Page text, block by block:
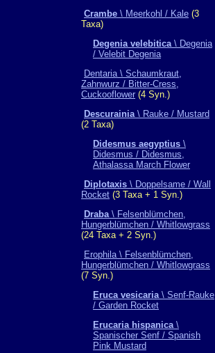
Crambe \ Meerkohl / Kale (3
Taxa)
Degenia velebitica\ Degenia
/ Velebit Degenia
Dentaria \ Schaumkraut,
Zahnwurz / Bitter-Cress,
Cuckooflower (4 Syn.)
Descurainia\ Rauke / Mustard
(2 Taxa)
Didesmus aegyptius \
Didesmus / Didesmus,
Athalassa March Flower
Diplotaxis \ Doppelsame / Wall
Rocket (3 Taxa + 1 Syn.)
Draba\ Felsenblümchen,
Hungerblümchen / Whitlowgrass
(24 Taxa + 2 Syn.)
Erophila \ Felsenblümchen,
Hungerblümchen / Whitlowgrass
(7 Syn.)
Eruca vesicaria\ Senf-Rauke
/ Garden Rocket
Erucaria hispanica\
Spanischer Senf / Spanish
Pink Mustard